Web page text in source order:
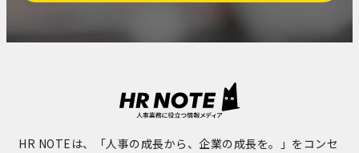
HR NOTEは、「人事の成長から、企業の成長を。」をコンセ